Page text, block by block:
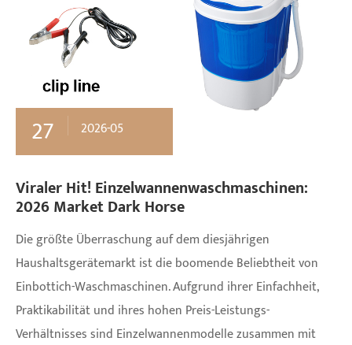
27 2026-05
Viraler Hit! Einzelwannenwaschmaschinen:
2026 Market Dark Horse
Die größte Überraschung auf dem diesjährigen
Haushaltsgerätemarkt ist die boomende Beliebtheit von
Einbottich-Waschmaschinen. Aufgrund ihrer Einfachheit,
Praktikabilität und ihres hohen Preis-Leistungs-
Verhältnisses sind Einzelwannenmodelle zusammen mit